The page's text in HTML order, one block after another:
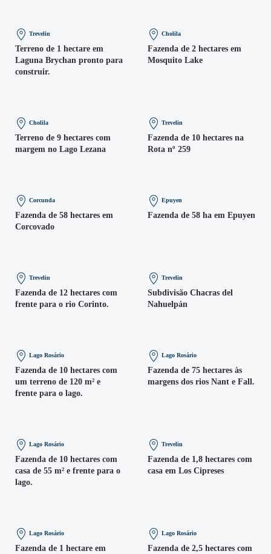
Trevelin
Terreno de 1 hectare em
Laguna Brychan pronto para
construir.
Cholila
Fazenda de 2 hectares em
Mosquito Lake
Cholila
Terreno de 9 hectares com
margem no Lago Lezana
Trevelin
Fazenda de 10 hectares na
Rota nº 259
Corcunda
Fazenda de 58 hectares em
Corcovado
Epuyen
Fazenda de 58 ha em Epuyen
Trevelin
Fazenda de 12 hectares com
frente para o rio Corinto.
Trevelin
Subdivisão Chacras del
Nahuelpán
Lago Rosário
Fazenda de 10 hectares com
um terreno de 120 m² e
frente para o lago.
Lago Rosário
Fazenda de 75 hectares às
margens dos rios Nant e Fall.
Lago Rosário
Fazenda de 10 hectares com
casa de 55 m² e frente para o
lago.
Trevelin
Fazenda de 1,8 hectares com
casa em Los Cipreses
Lago Rosário
Fazenda de 1 hectare em
Lago Rosário
Fazenda de 2,5 hectares com